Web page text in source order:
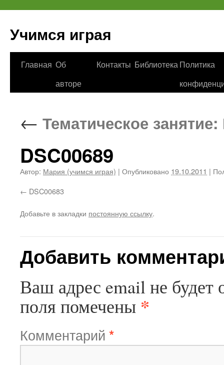
Учимся играя
Перейти
Главная Об
авторе
Контакты Библиотека Политика
← Тематическое
DSC00689
Автор: Мария (учимся играя) | Опубликовано 19.10.2011 |
DSC00683
Добавьте в закладки постоянную ссылку.
Добавить
Ваш адрес email не будет
поля помечены *
Комментарий *